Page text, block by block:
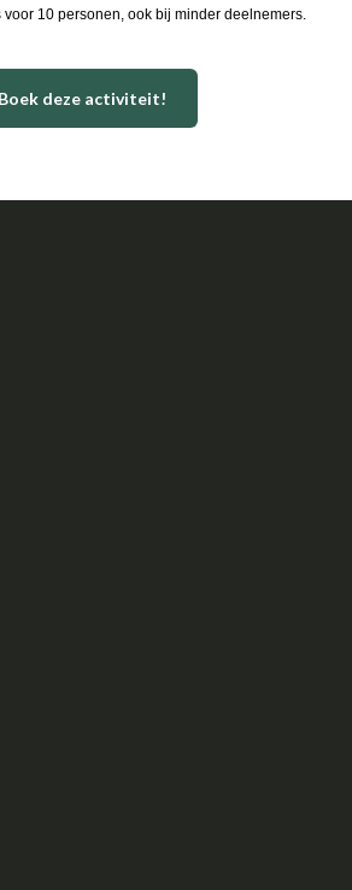
voor 10 personen, ook bij minder deelnemers.​​
Boek deze activiteit!